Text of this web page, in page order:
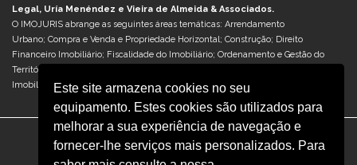
Este site armazena cookies no seu
equipamento. Estes cookies são utilizados para
melhorar a sua experiência de navegação e
fornecer-lhe serviços mais personalizados. Para
Legal, Uría Menéndez e Vieira de Almeida & Associados.
O IMOJURIS abrange as seguintes áreas temáticas: Arrendamento
Urbano; Compra e Venda e Propriedade Horizontal; Construção; Direito
Financeiro Imobiliário; Fiscalidade do Imobiliário; Ordenamento e Gestão do
Território; Reabilitação Urbana; Retail & Centros Comerciais; Sociedades e M&A
Imobiliário; e Turismo & Hotelaria.